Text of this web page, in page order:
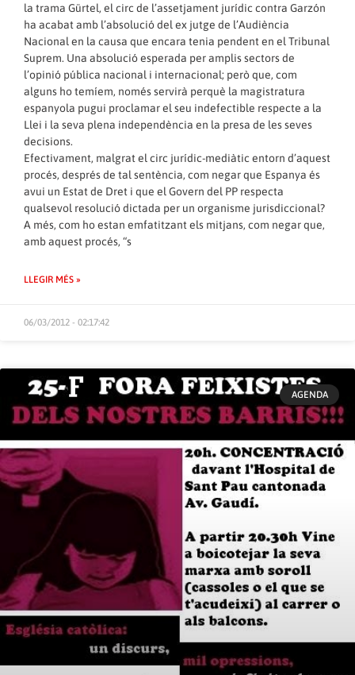
la trama Gürtel, el circ de l’assetjament jurídic contra Garzón
ha acabat amb l’absolució del ex jutge de l’Audiència
Nacional en la causa que encara tenia pendent en el Tribunal
Suprem. Una absolució esperada per amplis sectors de
l’opinió pública nacional i internacional; però que, com
alguns ho temíem, només servirà perquè la magistratura
espanyola pugui proclamar el seu indefectible respecte a la
Llei i la seva plena independència en la presa de les seves
decisions.
Efectivament, malgrat el circ jurídic-mediàtic entorn d’aquest
procés, després de tal sentència, com negar que Espanya és
avui un Estat de Dret i que el Govern del PP respecta
qualsevol resolució dictada per un organisme jurisdiccional?
A més, com ho estan emfatitzant els mitjans, com negar que,
amb aquest procés, “s
LLEGIR MÉS »
06/03/2012 - 02:17:42
AGENDA